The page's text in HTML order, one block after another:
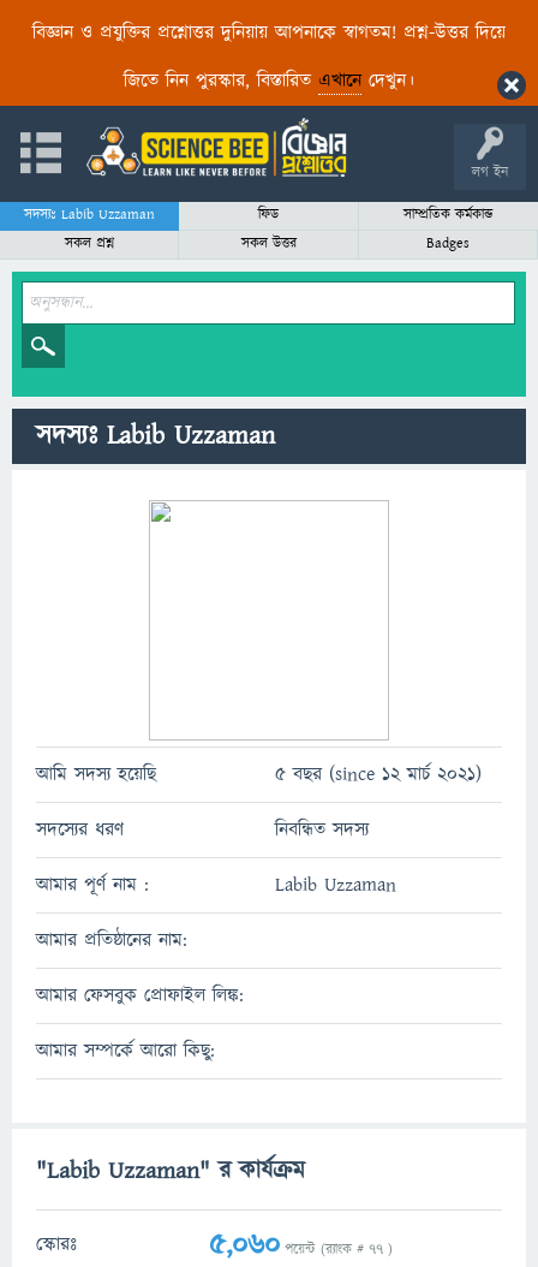
বিজ্ঞান ও প্রযুক্তির প্রশ্নোত্তর দুনিয়ায় আপনাকে স্বাগতম! প্রশ্ন-উত্তর দিয়ে
জিতে নিন পুরস্কার, বিস্তারিত এখানেদেখুন।
লগ ইন
সদস্যঃ Labib Uzzaman ফিড
সাম্প্রতিক কর্মকান্ড
সকল প্রশ্ন
সকল উত্তর Badges
সদস্যঃ Labib Uzzaman
আমি সদস্য হয়েছি 5 বছর (since 12 মার্চ 2021)
সদস্যের ধরণ নিবন্ধিত সদস্য
আমার পূর্ণ নাম : Labib Uzzaman
আমার প্রতিষ্ঠানের নাম:
আমার ফেসবুক প্রোফাইল লিঙ্ক:
আমার সম্পর্কে আরো কিছু:
"Labib Uzzaman" র কার্যক্রম
স্কোরঃ 5,060 পয়েন্ট (র‌্যাংক # 77 )